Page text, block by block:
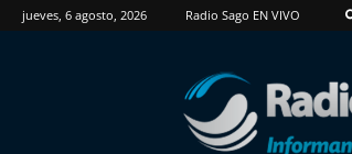
jueves, 6 agosto, 2026 Radio Sago EN VIVO
RadioSago